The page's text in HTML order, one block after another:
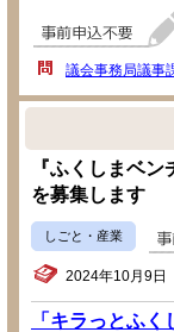
議会事務局議事
『ふくしまベ
を募集します
しごと・産業
2024年10月9日
「キラっとふ